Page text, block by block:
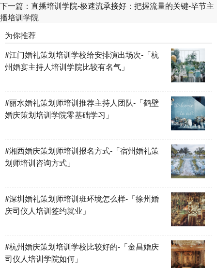
下一篇： 直播培训学院-极速流承接好：把握流量的关键-毕节主
播培训学院
为你推荐
#江门婚礼策划培训学校给安排演出场次-「杭
州婚宴主持人培训学院比较有名气」
#丽水婚礼策划师培训推荐主持人团队-「鹤壁
婚庆策划培训学院零基础学习」
#湘西婚庆策划师培训报名方式-「宿州婚礼策
划师培训咨询方式」
#深圳婚礼策划师培训班环境怎么样-「徐州婚
庆司仪人培训签约就业」
#杭州婚庆策划培训学校比较好的-「金昌婚庆
司仪人培训学院如何」